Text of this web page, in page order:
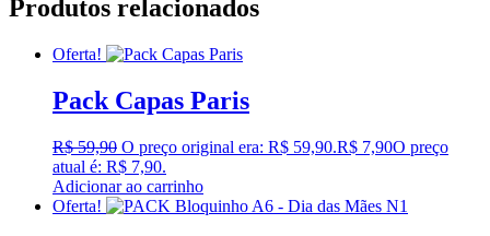
Produtos relacionados
Oferta!
Pack Capas Paris
R$59,90 O preço original era: R$ 59,90.R$ 7,90O preço
atual é: R$ 7,90.
Adicionar ao carrinho
Oferta!